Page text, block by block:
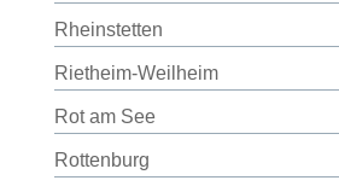
Rheinstetten
Rietheim-Weilheim
Rot am See
Rottenburg